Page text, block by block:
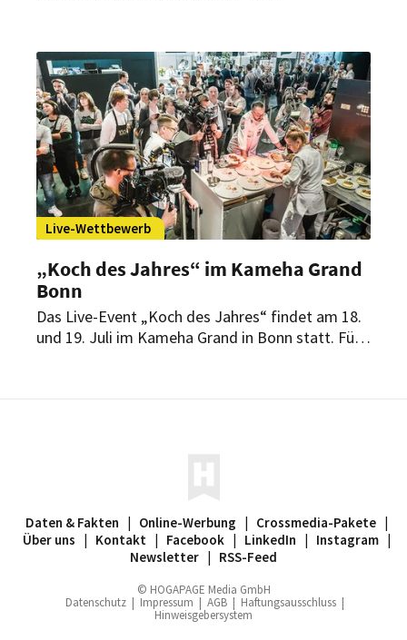
Plattform, um mit einem neuen Konzept dem
Personalmangel der Branche entgegenzuwirken.
Live-Wettbewerb
„Koch des Jahres“ im Kameha Grand
Bonn
Das Live-Event „Koch des Jahres“ findet am 18.
und 19. Juli im Kameha Grand in Bonn statt. Für
Daten & Fakten | Online-Werbung | Crossmedia-Pakete |
Über uns | Kontakt | Facebook | LinkedIn | Instagram |
Newsletter | RSS-Feed
© HOGAPAGE Media GmbH
Datenschutz | Impressum | AGB | Haftungsausschluss |
Hinweisgebersystem